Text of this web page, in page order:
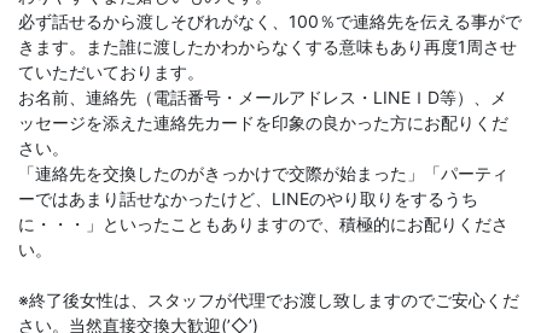
必ず話せるから渡しそびれがなく、100％で連絡先を伝える事がで
きます。また誰に渡したかわからなくする意味もあり再度1周させ
ていただいております。
お名前、連絡先（電話番号・メールアドレス・LINEＩD等）、メ
ッセージを添えた連絡先カードを印象の良かった方にお配りくだ
さい。
「連絡先を交換したのがきっかけで交際が始まった」「パーティ
ーではあまり話せなかったけど、LINEのやり取りをするうち
に・・・」といったこともありますので、積極的にお配りくださ
い。
※終了後女性は、スタッフが代理でお渡し致しますのでご安心くだ
さい。当然直接交換大歓迎(’◇’)ゞ